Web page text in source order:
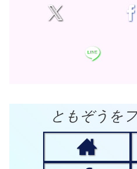
ともぞうを